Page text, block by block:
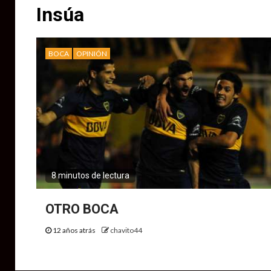
Insúa
BOCA OPINIÓN
8 minutos de lectura
OTRO BOCA
12 años atrás chavito44